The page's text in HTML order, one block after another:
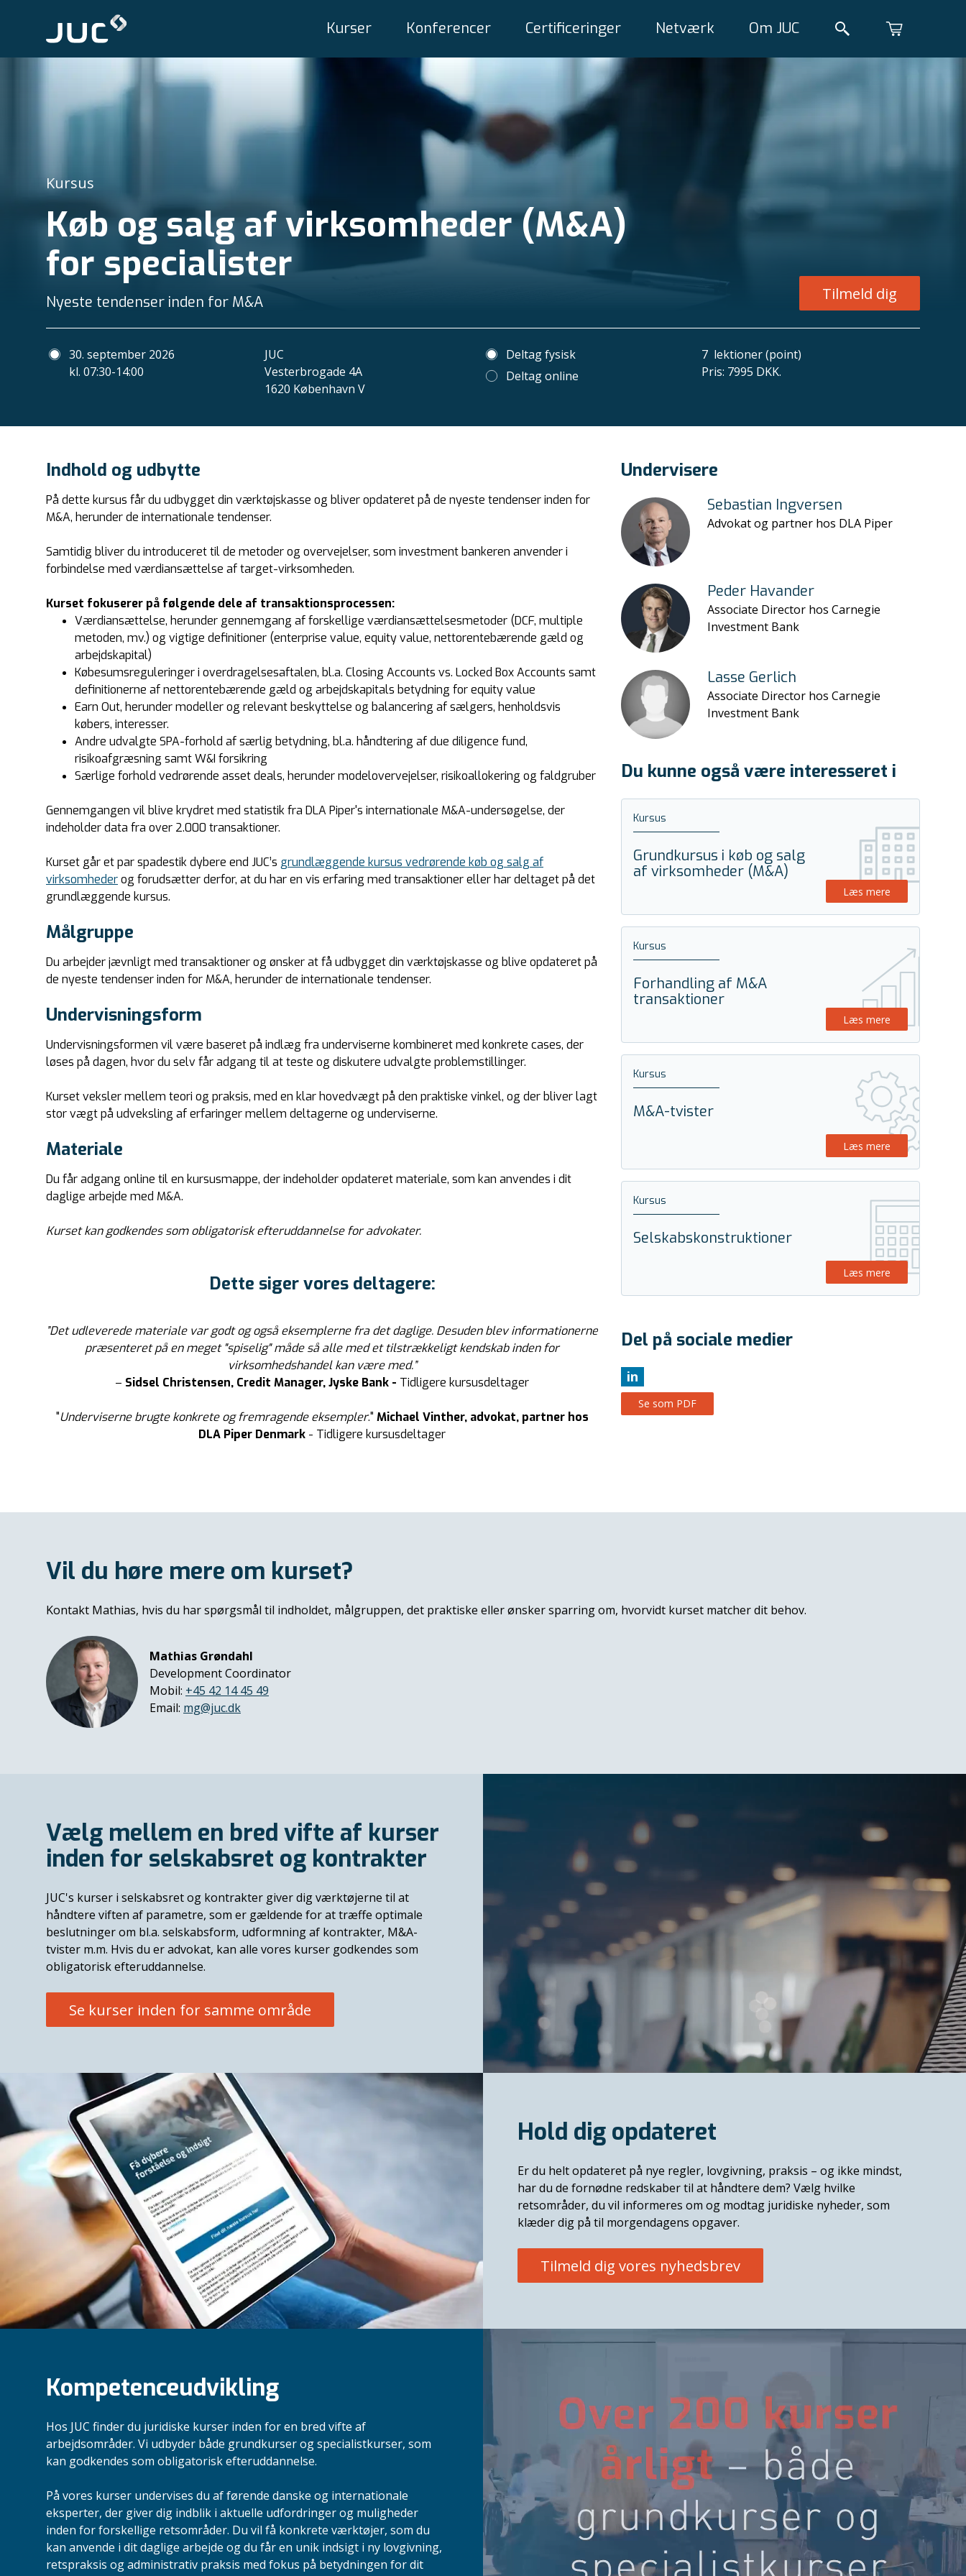
Kurser Konferencer Certificeringer Netværk Om JUC
Kursus
Køb og salg af virksomheder (M&A)
for specialister
Nyeste tendenser inden for M&A Tilmeld dig
30. september 2026
kl. 07:30-14:00
JUC
Vesterbrogade 4A
1620 København V
Deltag fysisk
Deltag online
7 lektioner (point)
Pris: 7995 DKK.
Undervisere
Sebastian Ingversen
Advokat og partner hos DLA Piper
Peder Havander
Associate Director hos Carnegie
Investment Bank
Lasse Gerlich
Associate Director hos Carnegie
Investment Bank
Du kunne også være interesseret i
Kursus
Grundkursus i køb og salg
af virksomheder (M&A)
Læs mere
Kursus
Forhandling af M&A
transaktioner
Læs mere
Kursus
M&A-tvister
Læs mere
Kursus
Selskabskonstruktioner
Læs mere
Del på sociale medier
in
Se som PDF
Indhold og udbytte
På dette kursus får du udbygget din værktøjskasse og bliver opdateret på de nyeste tendenser inden for
M&A, herunder de internationale tendenser.
Samtidig bliver du introduceret til de metoder og overvejelser, som investment bankeren anvender i
forbindelse med værdiansættelse af target-virksomheden.
Kurset fokuserer på følgende dele af transaktionsprocessen:
Værdiansættelse, herunder gennemgang af forskellige værdiansættelsesmetoder (DCF, multiple
metoden, mv.) og vigtige definitioner (enterprise value, equity value, nettorentebærende gæld og
arbejdskapital)
Købesumsreguleringer i overdragelsesaftalen, bl.a. Closing Accounts vs. Locked Box Accounts samt
definitionerne af nettorentebærende gæld og arbejdskapitals betydning for equity value
Earn Out, herunder modeller og relevant beskyttelse og balancering af sælgers, henholdsvis
købers, interesser.
Andre udvalgte SPA-forhold af særlig betydning, bl.a. håndtering af due diligence fund,
risikoafgræsning samt W&I forsikring
Særlige forhold vedrørende asset deals, herunder modelovervejelser, risikoallokering og faldgruber
Gennemgangen vil blive krydret med statistik fra DLA Piper's internationale M&A-undersøgelse, der
indeholder data fra over 2.000 transaktioner.
Kurset går et par spadestik dybere end JUC’s grundlæggende kursus vedrørende køb og salg af
virksomhederog forudsætter derfor, at du har en vis erfaring med transaktioner eller har deltaget på det
grundlæggende kursus.
Målgruppe
Du arbejder jævnligt med transaktioner og ønsker at få udbygget din værktøjskasse og blive opdateret på
de nyeste tendenser inden for M&A, herunder de internationale tendenser.
Undervisningsform
Undervisningsformen vil være baseret på indlæg fra underviserne kombineret med konkrete cases, der
løses på dagen, hvor du selv får adgang til at teste og diskutere udvalgte problemstillinger.
Kurset veksler mellem teori og praksis, med en klar hovedvægt på den praktiske vinkel, og der bliver lagt
stor vægt på udveksling af erfaringer mellem deltagerne og underviserne.
Materiale
Du får adgang online til en kursusmappe, der indeholder opdateret materiale, som kan anvendes i dit
daglige arbejde med M&A.
Kurset kan godkendes som obligatorisk efteruddannelse for advokater.
Dette siger vores deltagere:
”Det udleverede materiale var godt og også eksemplerne fra det daglige. Desuden blev informationerne
præsenteret på en meget "spiselig" måde så alle med et tilstrækkeligt kendskab inden for
virksomhedshandel kan være med.”
– Sidsel Christensen, Credit Manager, Jyske Bank - Tidligere kursusdeltager
"Underviserne brugte konkrete og fremragende eksempler." Michael Vinther, advokat, partner hos
DLA Piper Denmark - Tidligere kursusdeltager
Vil du høre mere om kurset?
Kontakt Mathias, hvis du har spørgsmål til indholdet, målgruppen, det praktiske eller ønsker sparring om, hvorvidt kurset matcher dit behov.
Mathias Grøndahl
Development Coordinator
Mobil: +45 42 14 45 49
Email: mg@juc.dk
Vælg mellem en bred vifte af kurser
inden for selskabsret og kontrakter
JUC's kurser i selskabsret og kontrakter giver dig værktøjerne til at
håndtere viften af parametre, som er gældende for at træffe optimale
beslutninger om bl.a. selskabsform, udformning af kontrakter, M&A-
tvister m.m. Hvis du er advokat, kan alle vores kurser godkendes som
obligatorisk efteruddannelse.
Se kurser inden for samme område
Hold dig opdateret
Er du helt opdateret på nye regler, lovgivning, praksis – og ikke mindst,
har du de fornødne redskaber til at håndtere dem? Vælg hvilke
retsområder, du vil informeres om og modtag juridiske nyheder, som
klæder dig på til morgendagens opgaver.
Tilmeld dig vores nyhedsbrev
Kompetenceudvikling
Hos JUC finder du juridiske kurser inden for en bred vifte af
arbejdsområder. Vi udbyder både grundkurser og specialistkurser, som
kan godkendes som obligatorisk efteruddannelse.
På vores kurser undervises du af førende danske og internationale
eksperter, der giver dig indblik i aktuelle udfordringer og muligheder
inden for forskellige retsområder. Du vil få konkrete værktøjer, som du
kan anvende i dit daglige arbejde og du får en unik indsigt i ny lovgivning,
retspraksis og administrativ praksis med fokus på betydningen for dit